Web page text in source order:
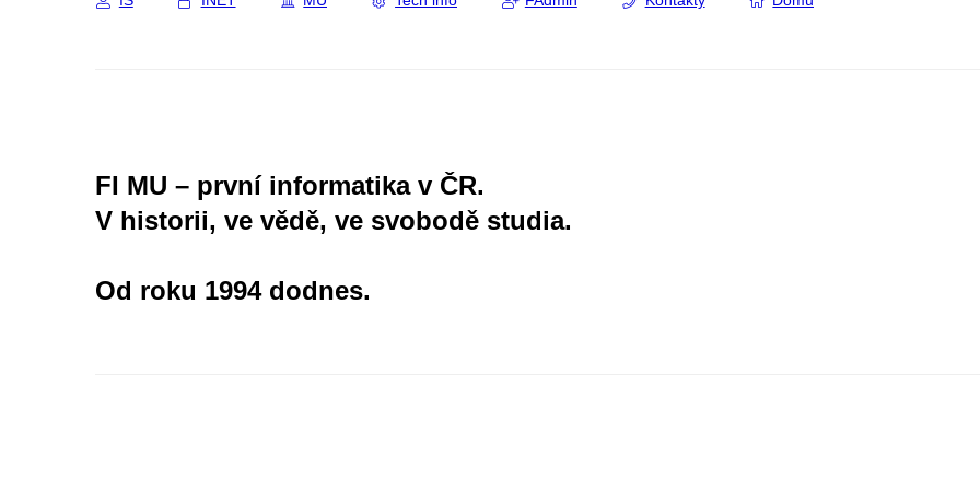
FI MU – první informatika v ČR.
V historii, ve vědě, ve svobodě studia.
Od roku 1994 dodnes.